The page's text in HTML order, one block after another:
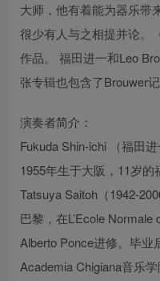
大师，他有着能为器乐带
很少有人与之相提并论。
作品。 福田进一和Leo
张专辑也包含了Brouwer
演奏者简介：
Fukuda Shin-ichi （福田进
1955年生于大阪，11岁的
Tatsuya Saitoh（1942-
巴黎，在L’Ecole
Alberto Ponce进修。毕业
Academia Chigiana音乐